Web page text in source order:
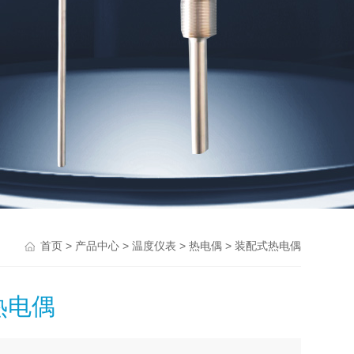
首页> 产品中心> 温度仪表 > 热电偶> 装配式热电偶
电偶